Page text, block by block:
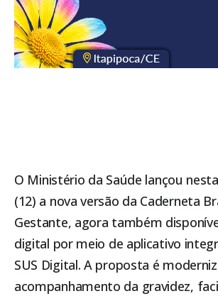
O Ministério da Saúde lançou
(12) a nova versão da Caderneta
Gestante, agora também
digital por meio de aplicativo
SUS Digital. A proposta é
acompanhamento da gravidez,